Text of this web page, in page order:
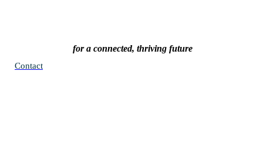
for a connected, thriving future
Contact